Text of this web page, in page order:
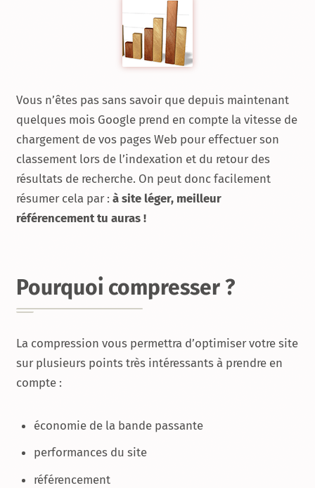
Vous n’êtes pas sans savoir que depuis maintenant
quelques mois Google prend en compte la vitesse de
chargement de vos pages Web pour effectuer son
classement lors de l’indexation et du retour des
résultats de recherche. On peut donc facilement
résumer cela par : à site léger, meilleur
référencement tu auras !
Pourquoi compresser ?
La compression vous permettra d’optimiser votre site
sur plusieurs points très intéressants à prendre en
compte :
économie de la bande passante
performances du site
référencement